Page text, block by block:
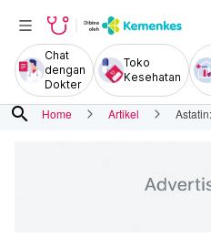
Chat
dengan
Dokter
Toko
Kesehatan
search Home Artikel